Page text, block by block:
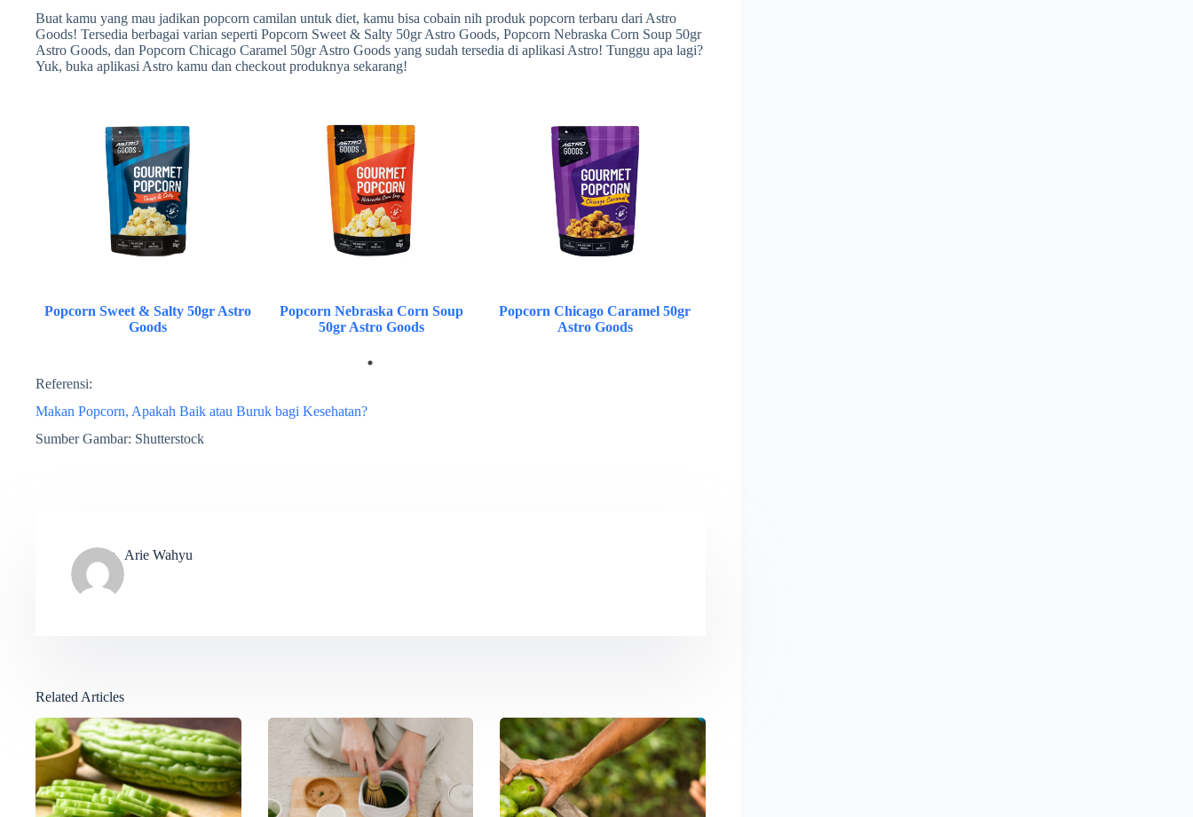
Buat kamu yang mau jadikan popcorn camilan untuk diet, kamu bisa cobain nih produk popcorn terbaru dari Astro
Goods! Tersedia berbagai varian seperti Popcorn Sweet & Salty 50gr Astro Goods, Popcorn Nebraska Corn Soup 50gr
Astro Goods, dan Popcorn Chicago Caramel 50gr Astro Goods yang sudah tersedia di aplikasi Astro! Tunggu apa lagi?
Yuk, buka aplikasi Astro kamu dan checkout produknya sekarang!
Popcorn Sweet & Salty 50gr Astro
Goods
Popcorn Nebraska Corn Soup
50gr Astro Goods
Popcorn Chicago Caramel 50gr
Astro Goods
Referensi:
Makan Popcorn, Apakah Baik atau Buruk bagi Kesehatan?
Sumber Gambar: Shutterstock
Arie Wahyu
Related Articles